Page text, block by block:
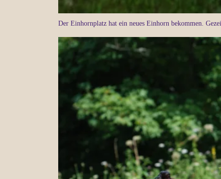
Der Einhornplatz hat ein neues Einhorn bekommen.